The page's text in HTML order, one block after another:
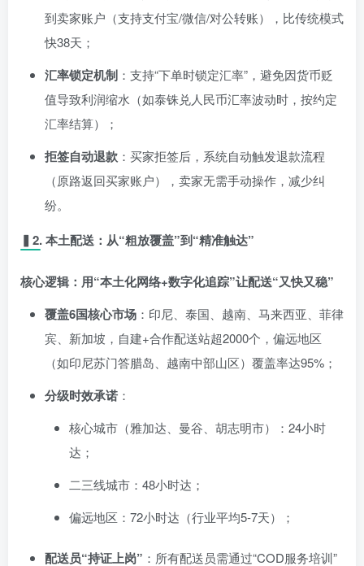
到卖家账户（支持支付宝/微信/对公转账），比传统模式
快38天；
汇率锁定机制 ：支持“下单时锁定汇率”，避免因货币贬
值导致利润缩水（如泰铢兑人民币汇率波动时，按约定
汇率结算）；
拒签自动退款 ：买家拒签后，系统自动触发退款流程
（原路返回买家账户），卖家无需手动操作，减少纠
纷。
▍2. 本土配送：从“粗放覆盖”到“精准触达”
核心逻辑：用“本土化网络+数字化追踪”让配送“又快又稳”
覆盖6国核心市场 ：印尼、泰国、越南、马来西亚、菲律
宾、新加坡，自建+合作配送站超2000个，偏远地区
（如印尼苏门答腊岛、越南中部山区）覆盖率达95%；
分级时效承诺 ：
核心城市（雅加达、曼谷、胡志明市）：24小时
达；
二三线城市：48小时达；
偏远地区：72小时达（行业平均5-7天）；
配送员“持证上岗” ：所有配送员需通过“COD服务培训”